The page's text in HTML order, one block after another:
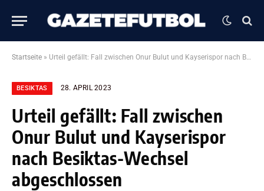
Startseite » Urteil gefällt: Fall zwischen Onur Bulut und Kayserispor nach Besiktas-Wechsel abgeschlossen
BESIKTAS 28. APRIL 2023
Urteil gefällt: Fall zwischen
Onur Bulut und Kayserispor
nach Besiktas-Wechsel
abgeschlossen